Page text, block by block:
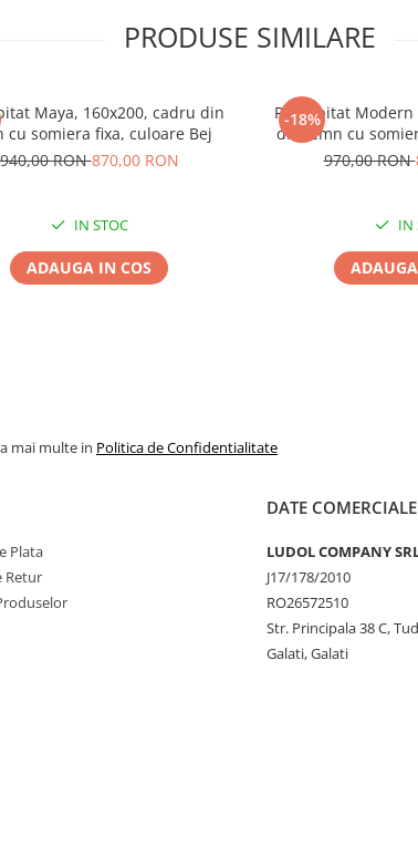
PRODUSE SIMILARE
Maya, 160x200, cadru din
cu somiera fixa, culoare Bej
940,00 RON870,00 RON
IN STOC
ADAUGA IN COS
-18%
Pat tapitat Modern
din lemn cu
970,00 RON
IN
mai multe in Politica de Confidentialitate
Plata
Retur
DATE COMERCIALE
LUDOL COMPANY
J17/178/2010
RO26572510
Str. Principala 38 C,
Galati, Galati